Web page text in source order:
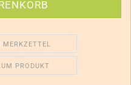
MERKZETTEL
PRODUKT